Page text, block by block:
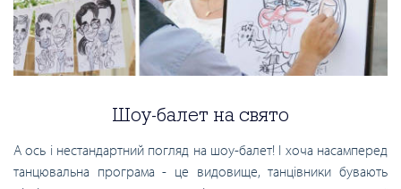
Шоу-балет на свято
А ось і нестандартний погляд на шоу-балет! І хоча насамперед
танцювальна програма - це видовище, танцівники бувають